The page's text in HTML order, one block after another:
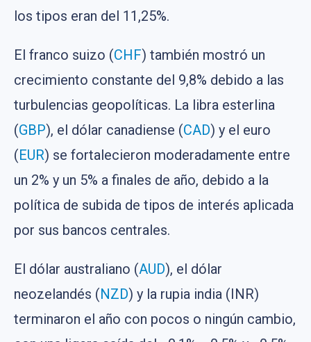
los tipos eran del 11,25%.
El franco suizo (CHF) también mostró un
crecimiento constante del 9,8% debido a las
turbulencias geopolíticas. La libra esterlina
(GBP), el dólar canadiense (CAD) y el euro
(EUR) se fortalecieron moderadamente entre
un 2% y un 5% a finales de año, debido a la
política de subida de tipos de interés aplicada
por sus bancos centrales.
El dólar australiano (AUD), el dólar
neozelandés (NZD) y la rupia india (INR)
terminaron el año con pocos o ningún cambio,